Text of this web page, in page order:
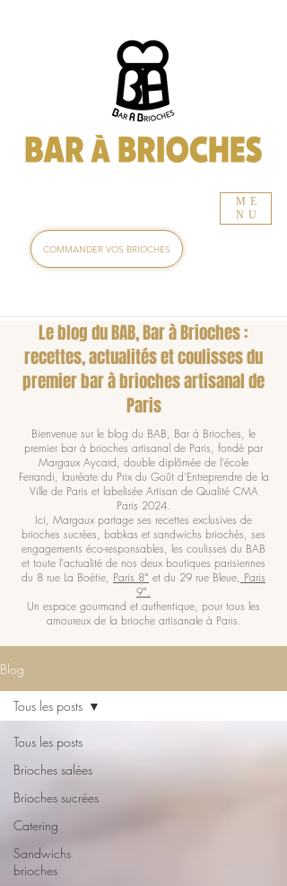
ME
NU
COMMANDER VOS BRIOCHES
Le blog du BAB, Bar à Brioches :
recettes, actualités et coulisses du
premier bar à brioches artisanal de
Paris
Bienvenue sur le blog du BAB, Bar à Brioches, le
premier bar à brioches artisanal de Paris, fondé par
Margaux Aycard, double diplômée de l'école
Ferrandi, lauréate du Prix du Goût d'Entreprendre de la
Ville de Paris et labelisée Artisan de Qualité CMA
Paris 2024.
Ici, Margaux partage ses recettes exclusives de
brioches sucrées, babkas et sandwichs briochés, ses
engagements éco-responsables, les coulisses du BAB
et toute l'actualité de nos deux boutiques parisiennes
du 8 rue La Boétie, Paris 8° et du 29 rue Bleue, Paris
9°.
Un espace gourmand et authentique, pour tous les
amoureux de la brioche artisanale à Paris.
Blog
Tous les posts
Brioches salées
Brioches sucrées
Catering
Sandwichs
brioches
Tous les posts